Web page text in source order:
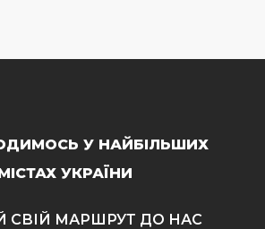
У НАЙБІЛЬШИХ
УКРАЇНИ
СВІЙ МАРШРУТ ДО НАС